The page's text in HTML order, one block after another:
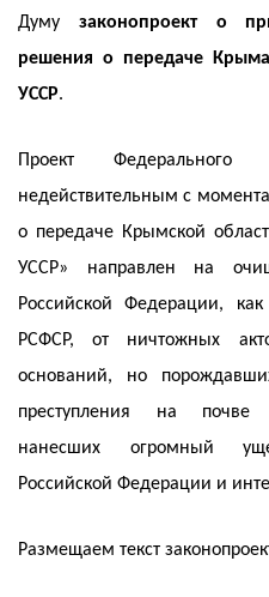
Думу законопроект о
решения о передаче
УССР.
Проект
недействительным с
о передаче Крымской
УССР» направлен на
Российской Федерации,
РСФСР, от ничтожных
оснований, но
преступления на почве
нанесших огромный
Российской Федерации и
Размещаем текст